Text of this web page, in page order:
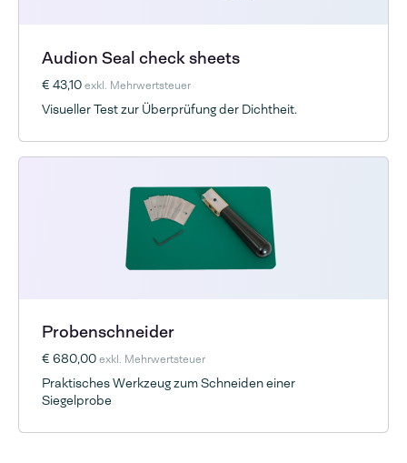
Audion Seal check sheets
€ 43,10exkl. Mehrwertsteuer
Visueller Test zur Überprüfung der Dichtheit.
Probenschneider
€ 680,00exkl. Mehrwertsteuer
Praktisches Werkzeug zum Schneiden einer
Siegelprobe